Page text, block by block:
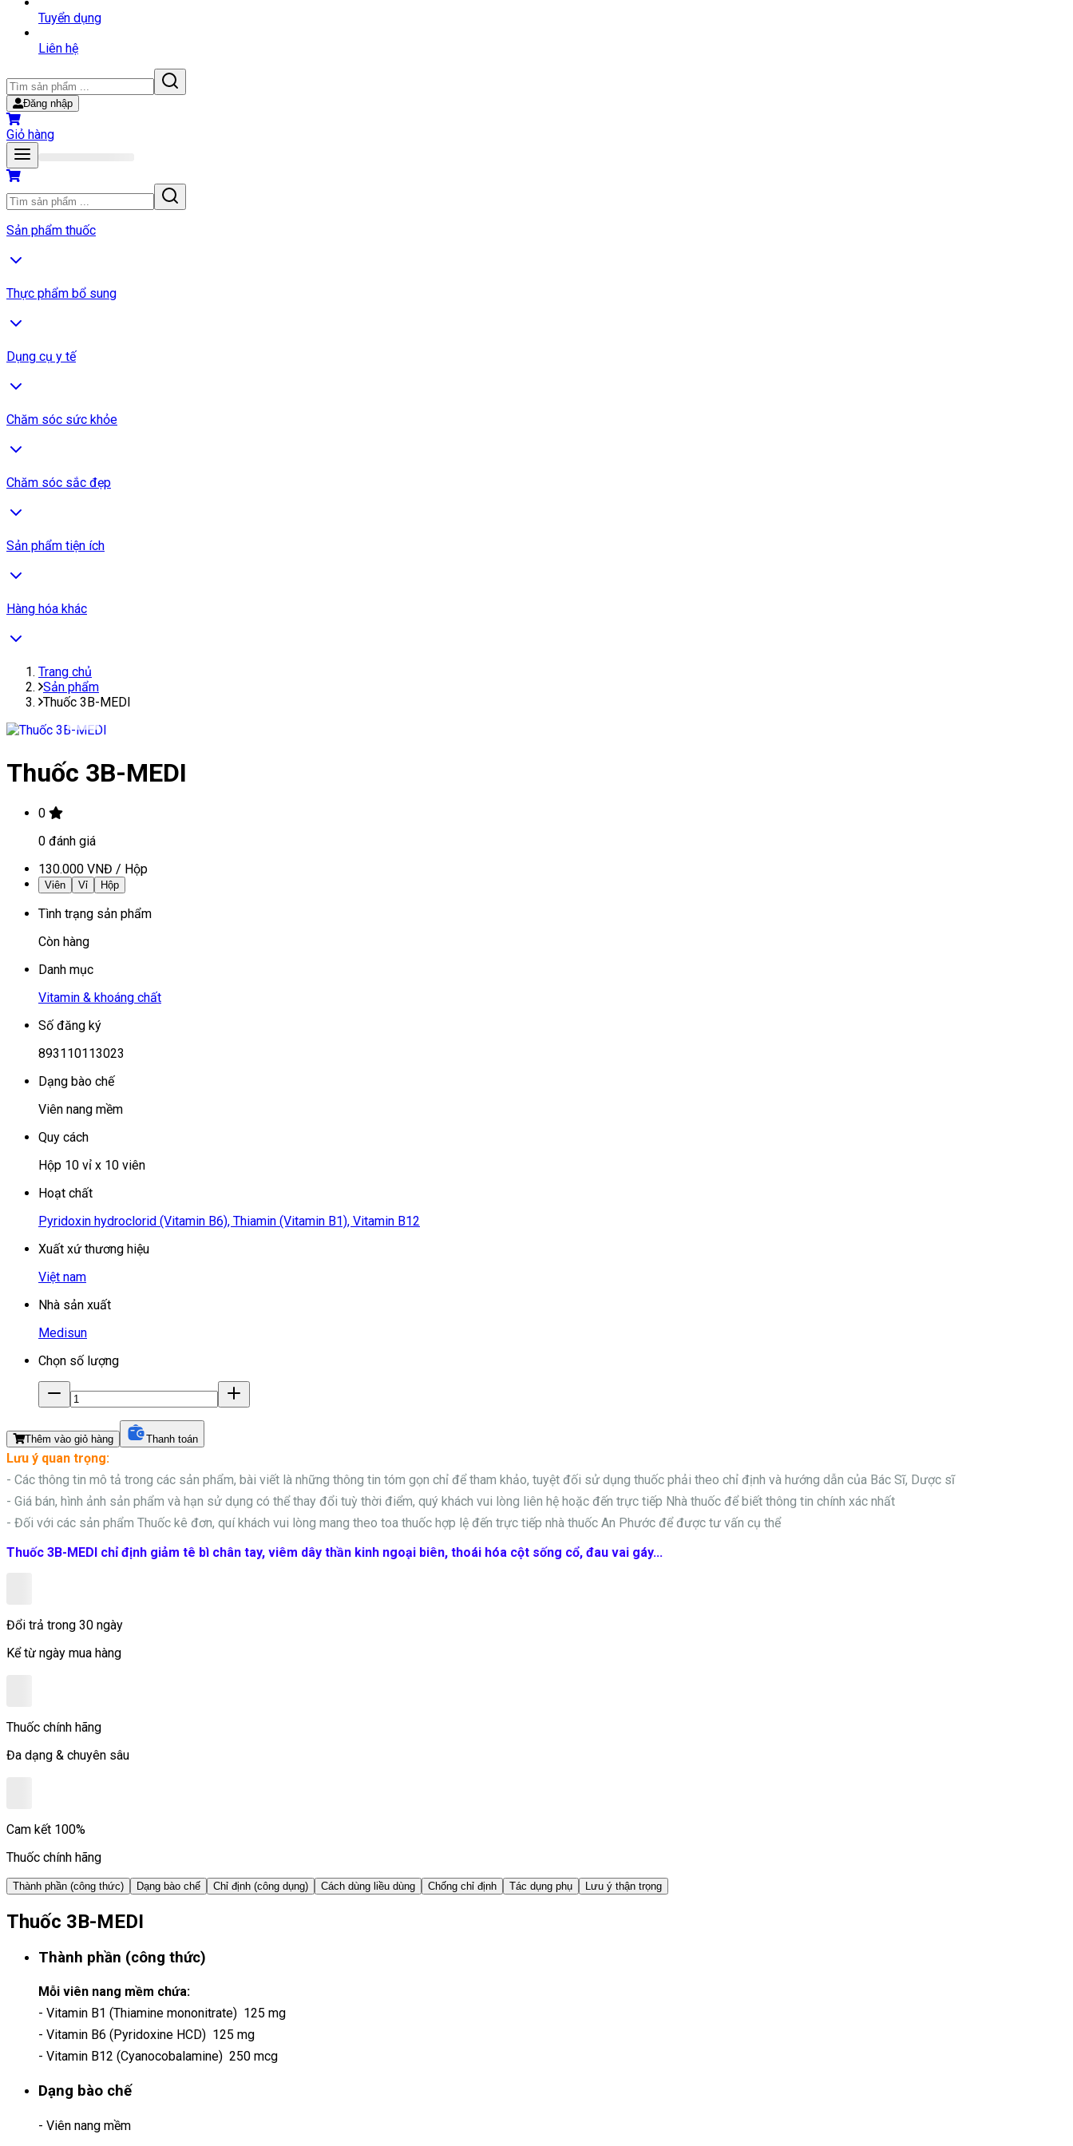
Tuyển dụng
Liên hệ
Đăng nhập
Giỏ hàng
Sản phẩm thuốc
Thực phẩm bổ sung
Dụng cụ y tế
Chăm sóc sức khỏe
Chăm sóc sắc đẹp
Sản phẩm tiện ích
Hàng hóa khác
Trang chủ
Sản phẩm
Thuốc 3B-MEDI
Thuốc 3B-MEDI
0
0 đánh giá
130.000 VNĐ / Hộp
Viên Vỉ Hộp
Tình trạng sản phẩm
Còn hàng
Danh mục
Vitamin & khoáng chất
Số đăng ký
893110113023
Dạng bào chế
Viên nang mềm
Quy cách
Hộp 10 vỉ x 10 viên
Hoạt chất
Pyridoxin hydroclorid (Vitamin B6), Thiamin (Vitamin B1), Vitamin B12
Xuất xứ thương hiệu
Việt nam
Nhà sản xuất
Medisun
Chọn số lượng
Thêm vào giỏ hàng Thanh toán
Lưu ý quan trọng:
- Các thông tin mô tả trong các sản phẩm, bài viết là những thông tin tóm gọn chỉ để tham khảo, tuyệt đối sử dụng thuốc phải theo chỉ định và hướng dẫn của Bác Sĩ, Dược sĩ
- Giá bán, hình ảnh sản phẩm và hạn sử dụng có thể thay đổi tuỳ thời điểm, quý khách vui lòng liên hệ hoặc đến trực tiếp Nhà thuốc để biết thông tin chính xác nhất
- Đối với các sản phẩm Thuốc kê đơn, quí khách vui lòng mang theo toa thuốc hợp lệ đến trực tiếp nhà thuốc An Phước để được tư vấn cụ thể
Thuốc 3B-MEDI chỉ định giảm tê bì chân tay, viêm dây thần kinh ngoại biên, thoái hóa cột sống cổ, đau vai gáy...
Đổi trả trong 30 ngày
Kể từ ngày mua hàng
Thuốc chính hãng
Đa dạng & chuyên sâu
Cam kết 100%
Thuốc chính hãng
Thành phần (công thức) Dạng bào chế Chỉ định (công dụng) Cách dùng liều dùng Chống chỉ định Tác dụng phụ Lưu ý thận trọng
Thuốc 3B-MEDI
Thành phần (công thức)
Mỗi viên nang mềm chứa:
- Vitamin B1 (Thiamine mononitrate) 125 mg
- Vitamin B6 (Pyridoxine HCD) 125 mg
- Vitamin B12 (Cyanocobalamine) 250 mcg
Dạng bào chế
- Viên nang mềm